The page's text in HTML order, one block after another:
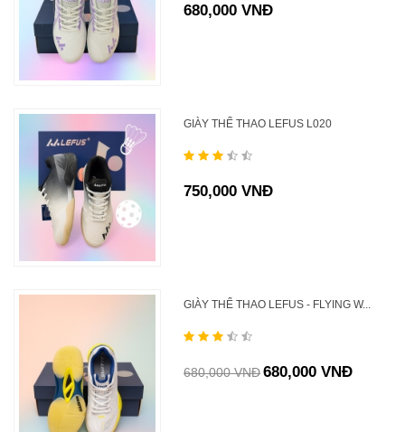
680,000 VNĐ
GIÀY THỂ THAO LEFUS L020
750,000 VNĐ
GIÀY THỂ THAO LEFUS - FLYING W...
680,000 VNĐ680,000 VNĐ